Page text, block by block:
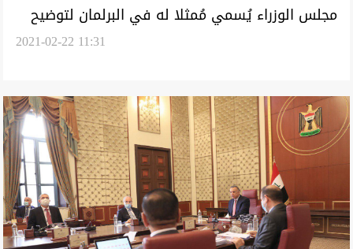
مجلس الوزراء يُسمي مُمثلا له في البرلمان لتوضيح
2021-02-22 11:31